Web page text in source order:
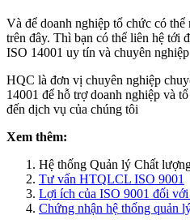
Và để doanh nghiệp tổ chức có
trên đây. Thì bạn có thể liên hệ tới
ISO 14001 uy tín và chuyên
HQC là đơn vị chuyên nghiệp
14001 để hỗ trợ doanh nghiệp và
đến dịch vụ của chúng tôi
Xem thêm:
Hệ thống Quản lý Chất
Tư vấn HTQLCL ISO 9001
Lợi ích của ISO 9001 đối với
Chứng nhận hệ thống quản